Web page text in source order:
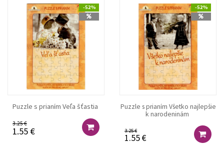
-52%
Puzzle s prianím Veľa šťastia
3.25 €
1.55 €
-52%
Puzzle s prianím Všetko najlepšie
k narodeninám
3.25 €
1.55 €